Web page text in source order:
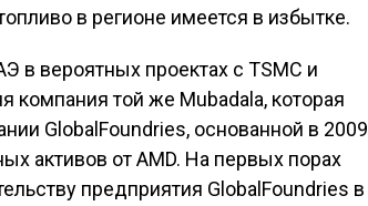
в регионе имеется в избытке.
в вероятных проектах с TSMC и
компания той же Mubadala, которая
GlobalFoundries, основанной в 2009
активов от AMD. На первых порах
предприятия GlobalFoundries в